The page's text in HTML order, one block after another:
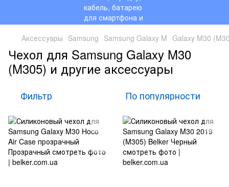
Аксессуары Samsung Samsung Galaxy M Galaxy M30
Чехол для Samsung Galaxy M30
(M305) и другие аксессуары
Фильтр По популярности